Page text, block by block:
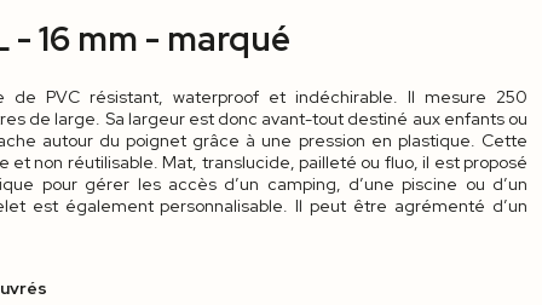
16 mm - marqué
de PVC résistant, waterproof et indéchirable. Il mesure 250
de large. Sa largeur est donc avant-tout destiné aux enfants ou
autour du poignet grâce à une pression en plastique. Cette
et non réutilisable. Mat, translucide, pailleté ou fluo, il est proposé
pour gérer les accès d’un camping, d’une piscine ou d’un
est également personnalisable. Il peut être agrémenté d’un